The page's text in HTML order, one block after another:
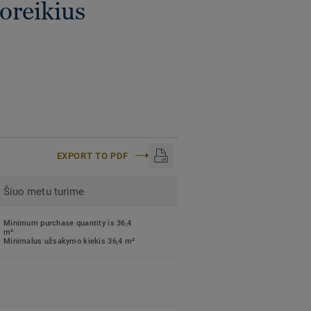
EXPORT TO PDF
Šiuo metu turime
Minimum purchase quantity is 36,4
m²
Minimalus užsakymo kiekis 36,4 m²